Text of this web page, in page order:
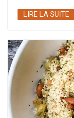
LIRE LA SUITE